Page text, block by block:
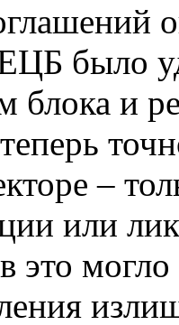
было
блока и
–
или
это